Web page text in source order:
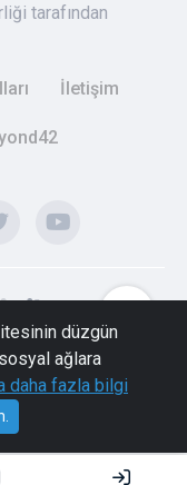
düzgün
ağlara
daha fazla bilgi
tarafından
İletişim